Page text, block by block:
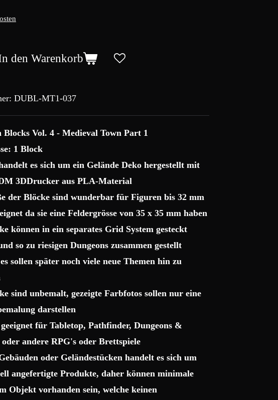
den Warenkorb
DUBL-MT1-037
Blocks Vol. 4 - Medieval Town Part 1
1 Block
es sich um ein Gelände Deko hergestellt mit
3DDrucker aus PLA-Material
der Blöcke sind wunderbar für Figuren bis 32 mm
da sie eine Feldergrösse von 35 x 35 mm haben
können in ein separates Grid System gesteckt
so zu riesigen Dungeons zusammen gestellt
sollen später noch viele neue Themen hin zu
sind unbemalt, gezeigte Farbfotos sollen nur eine
darstellen
für Tabletop, Pathfinder, Dungeons &
andere RPG's oder Brettspiele
oder Geländestücken handelt es sich um
angefertigte Produkte, daher können minimale
Objekt vorhanden sein, welche keinen